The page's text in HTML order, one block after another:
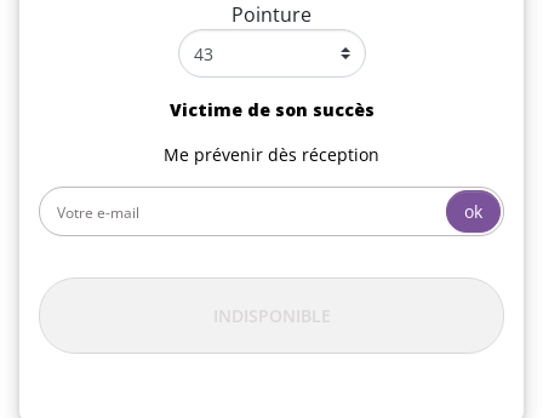
Pointure
Victime de son succès
Me prévenir dès réception
ok
INDISPONIBLE